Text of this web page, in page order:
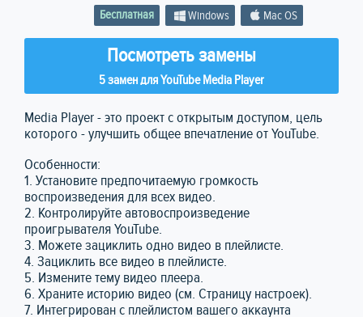
Бесплатная Windows Mac OS
Посмотреть замены
5 замен для YouTube Media Player
Media Player - это проект с открытым доступом, цель
которого - улучшить общее впечатление от YouTube.
Особенности:
1. Установите предпочитаемую громкость
воспроизведения для всех видео.
2. Контролируйте автовоспроизведение
проигрывателя YouTube.
3. Можете зациклить одно видео в плейлисте.
4. Зациклить все видео в плейлисте.
5. Измените тему видео плеера.
6. Храните историю видео (см. Страницу настроек).
7. Интегрирован с плейлистом вашего аккаунта